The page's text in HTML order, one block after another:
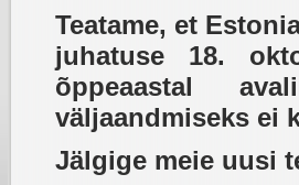
Teatame, et
juhatuse 18.
õppeaastal
väljaandmiseks ei
Jälgige meie uusi